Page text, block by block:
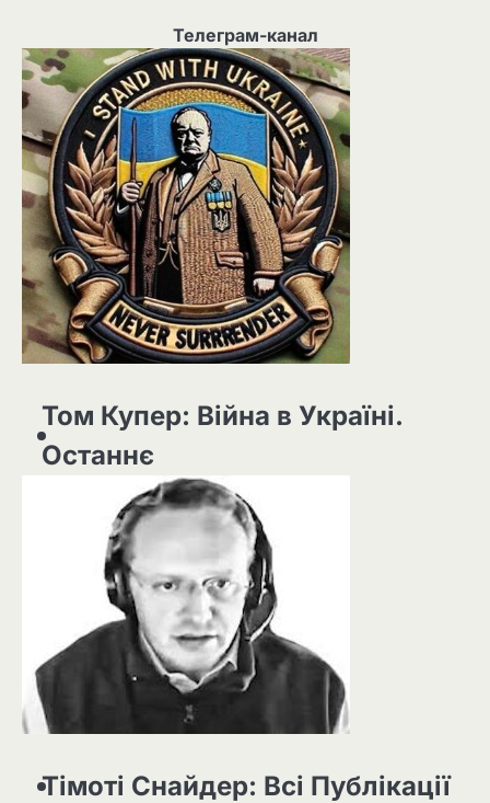
Телеграм-канал
Том Купер: Війна в Україні.
Останнє
Тімоті Снайдер: Всі Публікації